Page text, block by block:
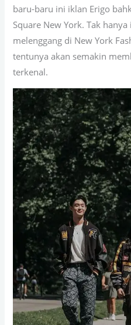
baru-baru ini iklan Erigo
Square New York. Tak
melenggang di New York
tentunya akan semakin
terkenal.